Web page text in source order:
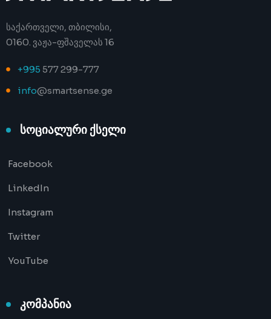
საქართველი, თბილისი,
0160. ვაჟა-ფშაველას 16
+995 577 299-777
info@smartsense.ge
სოციალური ქსელი
Facebook
LinkedIn
Instagram
Twitter
YouTube
კომპანია